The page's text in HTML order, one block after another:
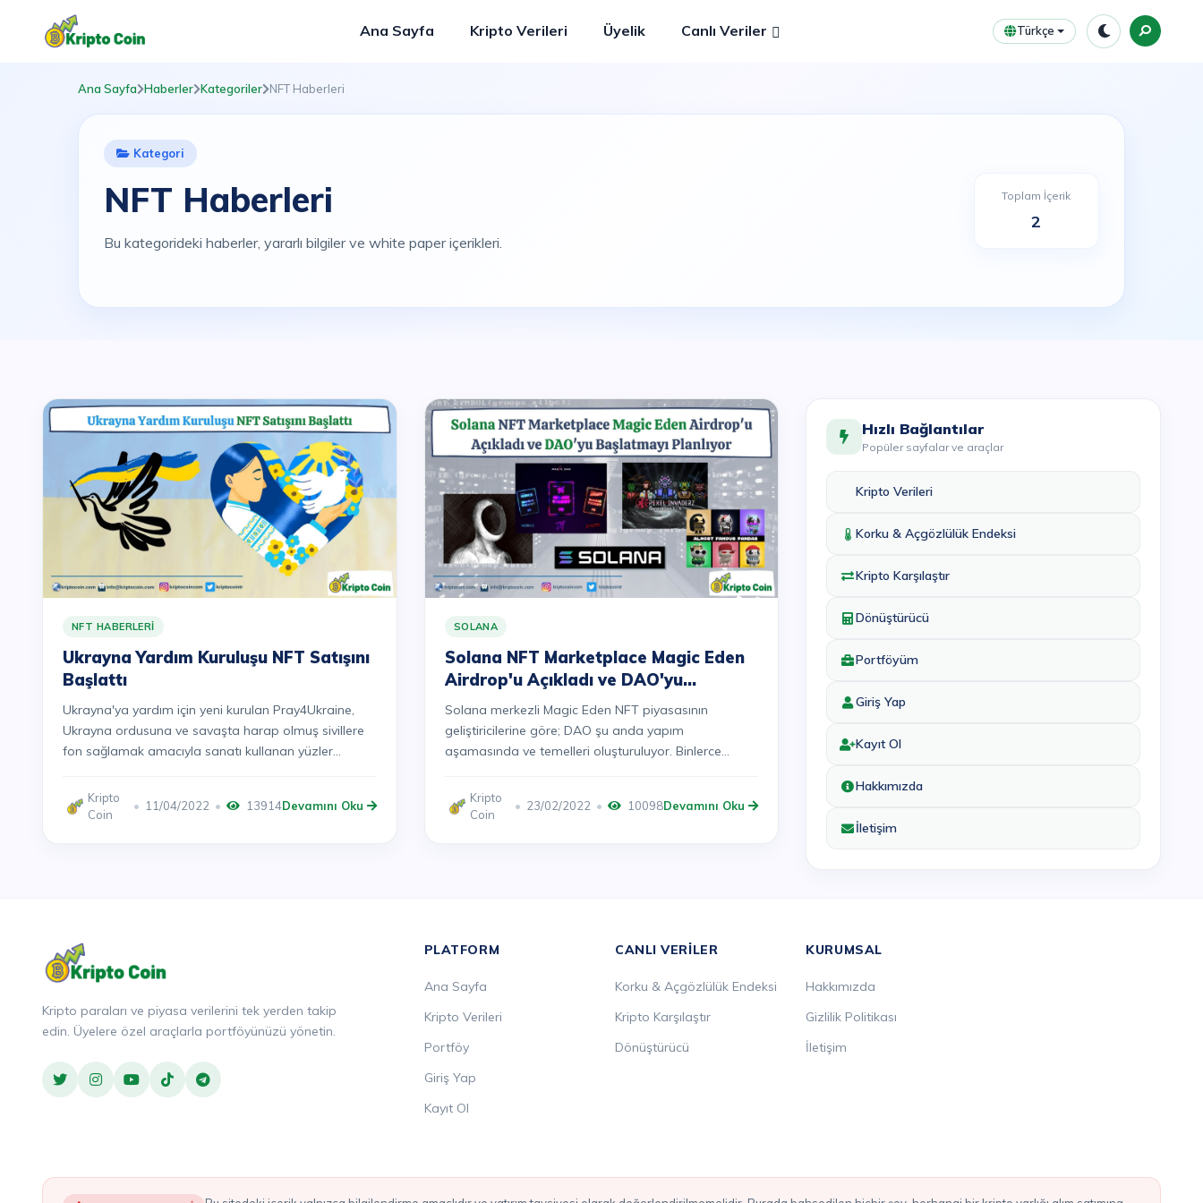
Ana Sayfa Kripto Verileri Üyelik Canlı Veriler Türkçe
Ana Sayfa Haberler Kategoriler NFT Haberleri
Kategori
NFT Haberleri
Bu kategorideki haberler, yararlı bilgiler ve white paper içerikleri.
Toplam İçerik
2
NFT HABERLERI
Ukrayna Yardım Kuruluşu NFT Satışını
Başlattı
Ukrayna'ya yardım için yeni kurulan Pray4Ukraine,
Ukrayna ordusuna ve savaşta harap olmuş sivillere
fon sağlamak amacıyla sanatı kullanan yüzler...
Kripto
Coin
11/04/2022 13914Devamını Oku
SOLANA
Solana NFT Marketplace Magic Eden
Airdrop'u Açıkladı ve DAO'yu
Başlatmayı Planlıyor
Solana merkezli Magic Eden NFT piyasasının
geliştiricilerine göre; DAO şu anda yapım
aşamasında ve temelleri oluşturuluyor. Binlerce
Kripto
Coin
23/02/2022 10098Devamını Oku
Hızlı Bağlantılar
Popüler sayfalar ve araçlar
Kripto Verileri
Korku & Açgözlülük Endeksi
Kripto Karşılaştır
Dönüştürücü
Portföyüm
Giriş Yap
Kayıt Ol
Hakkımızda
İletişim
Kripto paraları ve piyasa verilerini tek yerden takip
edin. Üyelere özel araçlarla portföyünüzü yönetin.
PLATFORM
Ana Sayfa
Kripto Verileri
Portföy
Giriş Yap
Kayıt Ol
CANLI VERILER
Korku & Açgözlülük Endeksi
Kripto Karşılaştır
Dönüştürücü
KURUMSAL
Hakkımızda
Gizlilik Politikası
İletişim